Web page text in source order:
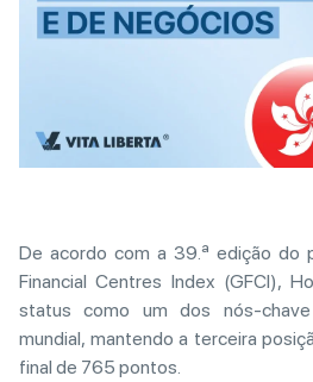
De acordo com a 39.ª edição do
Financial Centres Index (GFCI),
status como um dos nós-
mundial, mantendo a terceira
final de 765 pontos.